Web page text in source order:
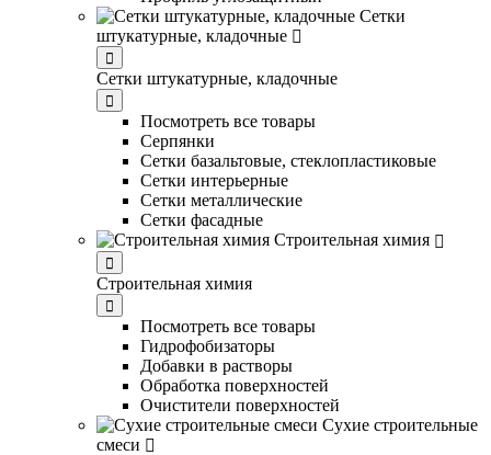
Сетки
штукатурные, кладочные
Сетки штукатурные, кладочные
Посмотреть все товары
Серпянки
Сетки базальтовые, стеклопластиковые
Сетки интерьерные
Сетки металлические
Сетки фасадные
Строительная химия
Строительная химия
Посмотреть все товары
Гидрофобизаторы
Добавки в растворы
Обработка поверхностей
Очистители поверхностей
Сухие строительные
смеси